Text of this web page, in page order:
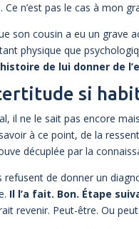
Ce n’est pas le cas à mon
son cousin a eu un grave
physique que
histoire de lui donner de
si
il ne le sait pas encore mais
à ce point, de la
décuplée par la
refusent de donner un
Il l’a fait. Bon. Étape
revenir. Peut-être. Ou